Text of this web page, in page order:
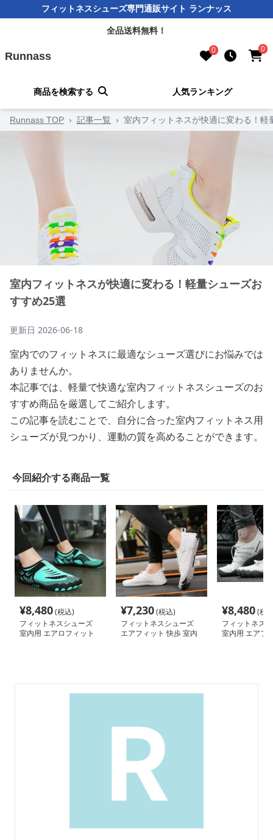
フィットネスシューズ専門通販サイト ランナッス
全品送料無料！
Runnass 0 0
商品を検索する 人気ランキング
Runnass TOP › 記事一覧 › 室内フィットネスが快適に変わる！軽
室内フィットネスが快適に変わる！軽量シューズお
すすめ25選
更新日 2026-06-18
室内でのフィットネスに最適なシューズ選びにお悩みでは
ありませんか。
本記事では、軽量で快適な室内フィットネスシューズのお
すすめ商品を厳選してご紹介します。
この記事を読むことで、自分に合った室内フィットネス用
シューズが見つかり、運動の質を高めることができます。
今回紹介する商品一覧
¥8,480(税込)
フィットネスシューズ
室内用 エアロフィット
¥7,230(税込)
フィットネスシューズ
エアフィット 快歩 室内
¥8,480(税
フィットネス
室内用 エアフ